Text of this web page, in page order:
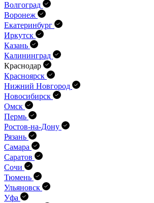
Волгоград
Воронеж
Екатеринбург
Иркутск
Казань
Калининград
Краснодар
Красноярск
Нижний Новгород
Новосибирск
Омск
Пермь
Ростов-на-Дону
Рязань
Самара
Саратов
Сочи
Тюмень
Ульяновск
Уфа